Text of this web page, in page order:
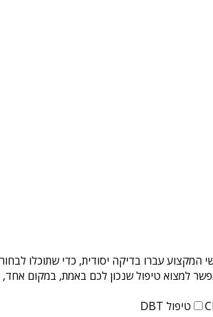
המקצוע עברו בדיקה יסודית, כדי שתוכלו
למצוא טיפול שנכון לכם באמת, במקום
טיפול DBT